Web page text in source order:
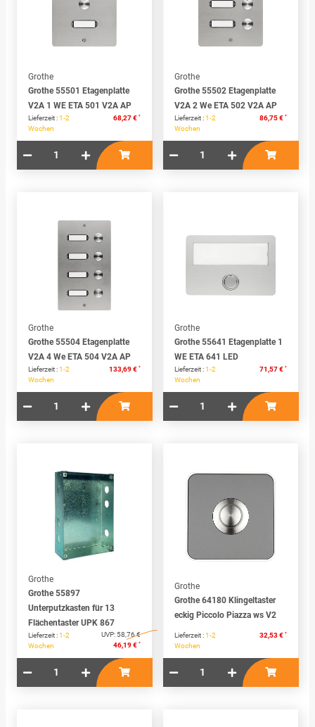
Grothe
Grothe 55501 Etagenplatte
V2A 1 WE ETA 501 V2A AP
Lieferzeit :1-2
Wochen
68,27 € *
Grothe
Grothe 55502 Etagenplatte
V2A 2 We ETA 502 V2A AP
Lieferzeit :1-2
Wochen
86,75 € *
Grothe
Grothe 55504 Etagenplatte
V2A 4 We ETA 504 V2A AP
Lieferzeit :1-2
Wochen
133,69 € *
Grothe
Grothe 55641 Etagenplatte 1
WE ETA 641 LED
Lieferzeit :1-2
Wochen
71,57 € *
Grothe
Grothe 55897
Unterputzkasten für 13
Flächentaster UPK 867
Lieferzeit :1-2
Wochen
UVP: 58,76 €
46,19 € *
Grothe
Grothe 64180 Klingeltaster
eckig Piccolo Piazza ws V2
Lieferzeit :1-2
Wochen
32,53 € *